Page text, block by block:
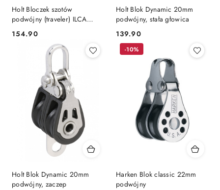
Holt Bloczek szotów
podwójny (traveler) ILCA
czarny
Cena:
154.90
Holt Blok Dynamic 20mm
podwójny, stała głowica
Cena:
139.90
Holt Blok Dynamic 20mm
podwójny, zaczep
Harken Blok classic 22mm
podwójny
-10%